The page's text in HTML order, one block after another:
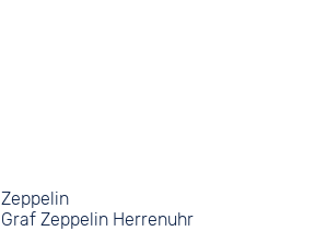
Zeppelin
Graf Zeppelin Herrenuhr